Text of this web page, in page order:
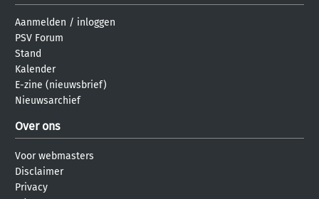
Aanmelden / inloggen
PSV Forum
Stand
Kalender
E-zine (nieuwsbrief)
Nieuwsarchief
Over ons
Voor webmasters
Disclaimer
Privacy